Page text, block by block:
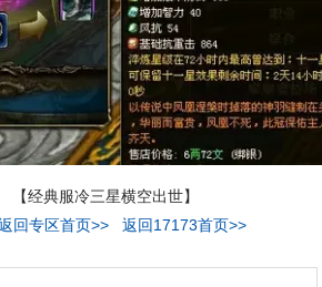
【经典服冷三星横空出世】
回专区首页>>
返回17173首页>>